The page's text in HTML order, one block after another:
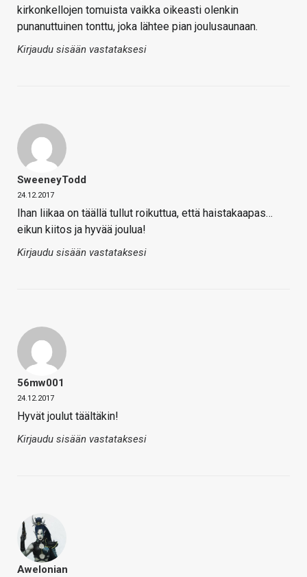
kirkonkellojen tomuista vaikka oikeasti olenkin
punanuttuinen tonttu, joka lähtee pian joulusaunaan.
Kirjaudu sisään vastataksesi
SweeneyTodd
24.12.2017
Ihan liikaa on täällä tullut roikuttua, että haistakaapas…
eikun kiitos ja hyvää joulua!
Kirjaudu sisään vastataksesi
56mw001
24.12.2017
Hyvät joulut täältäkin!
Kirjaudu sisään vastataksesi
Awelonian